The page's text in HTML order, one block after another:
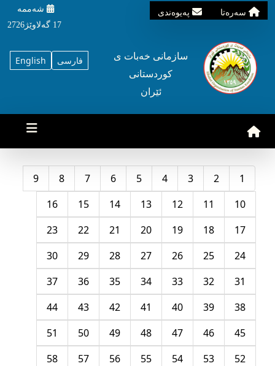
سه‌ره‌تا په‌یوه‌ندی
شه‌ممه‌
17 گه‌لاوێژ2726
English فارسی
سازمانی خه‌بات ی
کوردستانی
ئێران
1
2
3
4
5
6
7
8
9
10
11
12
13
14
15
16
17
18
19
20
21
22
23
24
25
26
27
28
29
30
31
32
33
34
35
36
37
38
39
40
41
42
43
44
45
46
47
48
49
50
51
52
53
54
55
56
57
58